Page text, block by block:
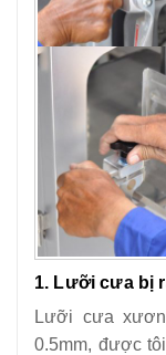
1. Lưỡi cưa bị
Lưỡi cưa
0.5mm, được